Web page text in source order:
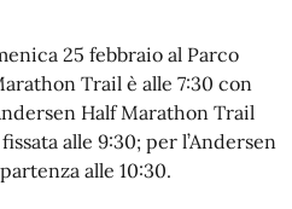
25 febbraio al Parco
Trail è alle 7:30 con
Half Marathon Trail
alle 9:30; per l’Andersen
alle 10:30.